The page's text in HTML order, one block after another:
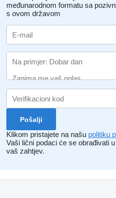
međunarodnom formatu sa
s ovom državom
Klikom pristajete na našu politiku
Vaši lični podaci će se obrađivati
vaš zahtjev.